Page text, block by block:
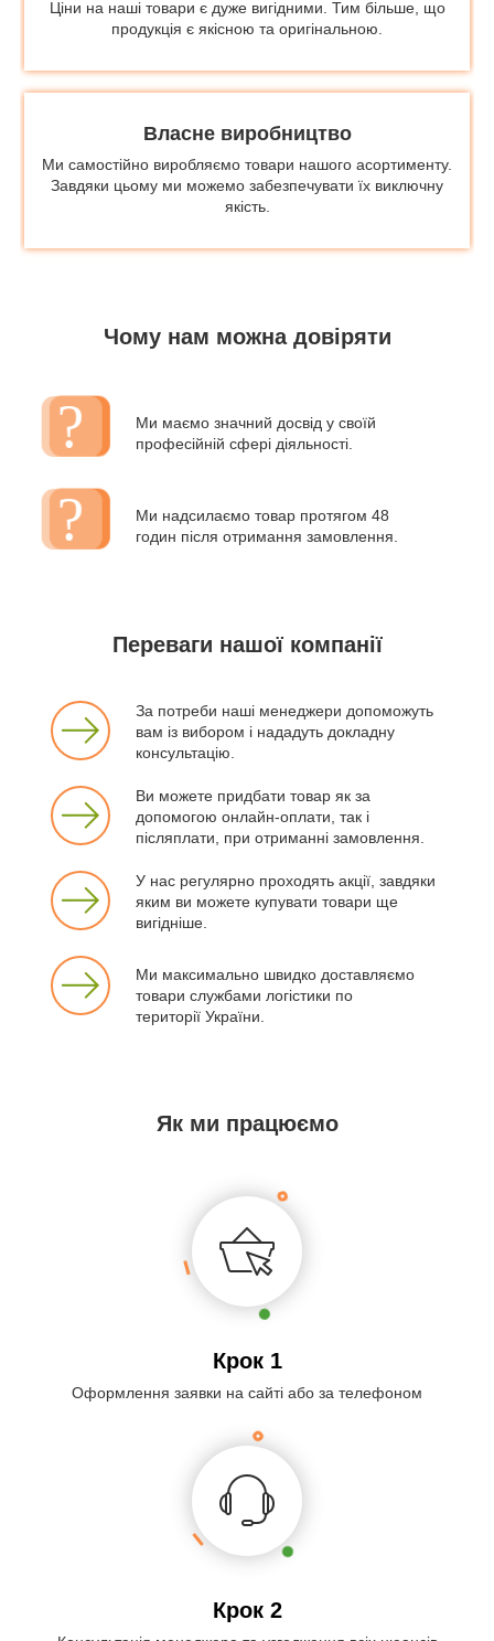
Ціни на наші товари є дуже вигідними. Тим більше, що
продукція є якісною та оригінальною.
Власне виробництво
Ми самостійно виробляємо товари нашого асортименту.
Завдяки цьому ми можемо забезпечувати їх виключну
якість.
Чому нам можна довіряти
Ми маємо значний досвід у своїй
професійній сфері діяльності.
Ми надсилаємо товар протягом 48
годин після отримання замовлення.
Переваги нашої компанії
За потреби наші менеджери допоможуть
вам із вибором і нададуть докладну
консультацію.
Ви можете придбати товар як за
допомогою онлайн-оплати, так і
післяплати, при отриманні замовлення.
У нас регулярно проходять акції, завдяки
яким ви можете купувати товари ще
вигідніше.
Ми максимально швидко доставляємо
товари службами логістики по
території України.
Як ми працюємо
Крок 1
Оформлення заявки на сайті або за телефоном
Крок 2